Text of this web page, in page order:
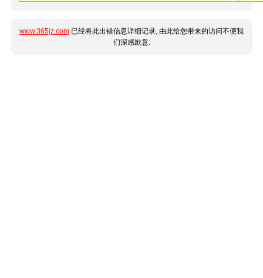
www.365jz.com 已经将此出错信息详细记录, 由此给您带来的访问不便我
们深感歉意.